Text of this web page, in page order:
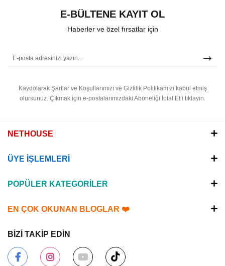
E-BÜLTENE KAYIT OL
Haberler ve özel fırsatlar için
Kaydolarak Şartlar ve Koşullarımızı ve Gizlilik Politikamızı kabul etmiş
olursunuz. Çıkmak için e-postalarımızdaki Aboneliği İptal Et’i tıklayın.
NETHOUSE
ÜYE İŞLEMLERİ
POPÜLER KATEGORİLER
EN ÇOK OKUNAN BLOGLAR ❤️
BİZİ TAKİP EDİN